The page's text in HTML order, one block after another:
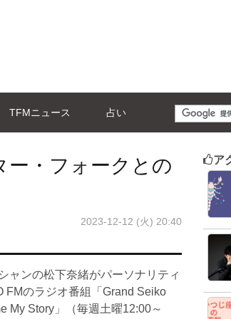
TFMニュース 占い
ー・フォークとの
2023-12-12 (火) 20:40
ャンの松下奈緒がパーソナリティ
FMのラジオ番組「Grand Seiko
My Story」（毎週土曜12:00～
ア